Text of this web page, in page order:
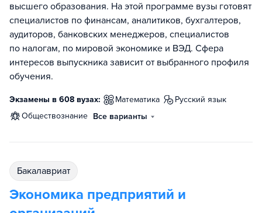
высшего образования. На этой программе вузы готовят
специалистов по финансам, аналитиков, бухгалтеров,
аудиторов, банковских менеджеров, специалистов
по налогам, по мировой экономике и ВЭД. Сфера
интересов выпускника зависит от выбранного профиля
обучения.
Экзамены в 608 вузах: математика
русский язык
обществознание Все варианты
бакалавриат
Экономика предприятий и